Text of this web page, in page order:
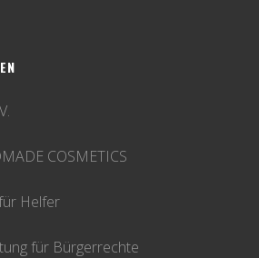
COSMETICS
Helfer
für Bürgerrechte